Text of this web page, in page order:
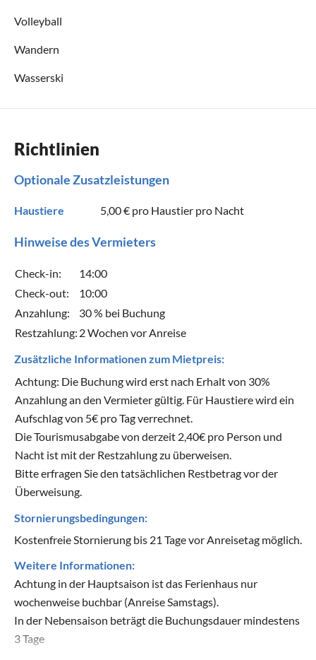
Volleyball
Wandern
Wasserski
Richtlinien
Optionale Zusatzleistungen
Haustiere 5,00 € pro Haustier pro Nacht
Hinweise des Vermieters
Check-in:
14:00
Check-out:
10:00
Anzahlung:
30 % bei Buchung
Restzahlung: 2 Wochen vor Anreise
Zusätzliche Informationen zum Mietpreis:
Achtung: Die Buchung wird erst nach Erhalt von 30%
Anzahlung an den Vermieter gültig. Für Haustiere wird ein
Aufschlag von 5€ pro Tag verrechnet.
Die Tourismusabgabe von derzeit 2,40€ pro Person und
Nacht ist mit der Restzahlung zu überweisen.
Bitte erfragen Sie den tatsächlichen Restbetrag vor der
Überweisung.
Stornierungsbedingungen:
Kostenfreie Stornierung bis 21 Tage vor Anreisetag möglich.
Weitere Informationen:
Achtung in der Hauptsaison ist das Ferienhaus nur
wochenweise buchbar (Anreise Samstags).
In der Nebensaison beträgt die Buchungsdauer mindestens
3 Tage